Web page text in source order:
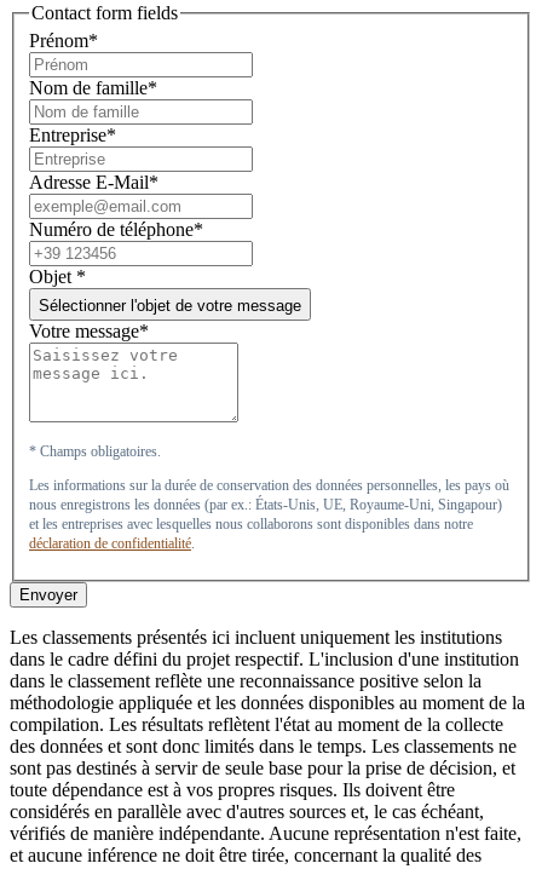
Contact form fields
Prénom*
Nom de famille*
Entreprise*
Adresse E-Mail*
Numéro de téléphone*
Objet *
Sélectionner l'objet de votre message
Votre message*
* Champs obligatoires.
Les informations sur la durée de conservation des données personnelles, les pays où
nous enregistrons les données (par ex.: États-Unis, UE, Royaume-Uni, Singapour)
et les entreprises avec lesquelles nous collaborons sont disponibles dans notre
déclaration de confidentialité.
Envoyer
Les classements présentés ici incluent uniquement les institutions
dans le cadre défini du projet respectif. L'inclusion d'une institution
dans le classement reflète une reconnaissance positive selon la
méthodologie appliquée et les données disponibles au moment de la
compilation. Les résultats reflètent l'état au moment de la collecte
des données et sont donc limités dans le temps. Les classements ne
sont pas destinés à servir de seule base pour la prise de décision, et
toute dépendance est à vos propres risques. Ils doivent être
considérés en parallèle avec d'autres sources et, le cas échéant,
vérifiés de manière indépendante. Aucune représentation n'est faite,
et aucune inférence ne doit être tirée, concernant la qualité des